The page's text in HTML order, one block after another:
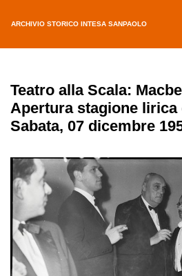
ARCHIVIO STORICO INTESA SANPAOLO
Teatro alla Scala:
Apertura stagione lirica
Sabata, 07 dicembre